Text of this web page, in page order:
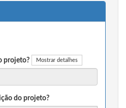
projeto? Mostrar detalhes
do projeto?